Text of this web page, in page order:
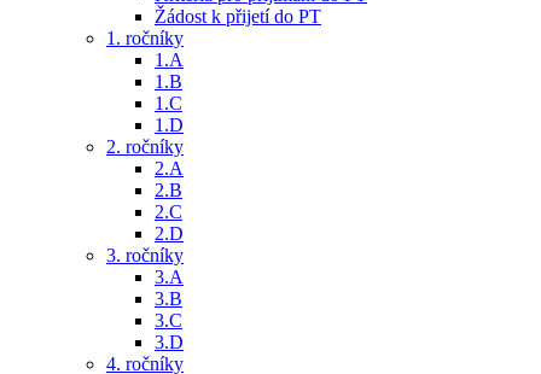
Žádost k přijetí do PT
1. ročníky
1.A
1.B
1.C
1.D
2. ročníky
2.A
2.B
2.C
2.D
3. ročníky
3.A
3.B
3.C
3.D
4. ročníky